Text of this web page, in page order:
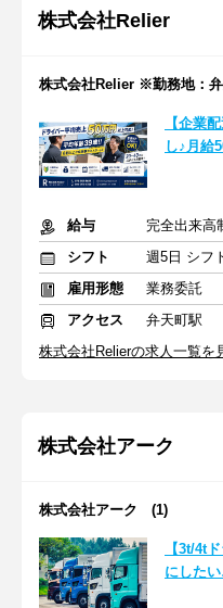
株式会社Relier
株式会社Relier ※勤務地：
【企業
し♪月給
給与
完全出来高
シフト
週5日 シフ
雇用形態
業務委託
アクセス
弁天町駅
株式会社Relierの求人一覧を
株式会社アーク
株式会社アーク (1)
【3t/4t
にした